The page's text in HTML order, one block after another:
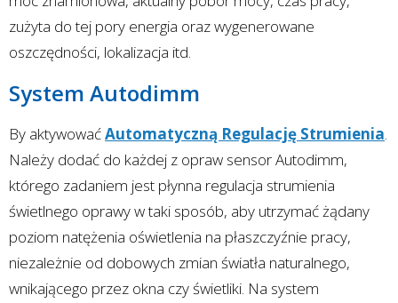
zużyta do tej pory energia oraz wygenerowane
oszczędności, lokalizacja itd.
System Autodimm
By aktywowaćAutomatyczną Regulację Strumienia.
Należy dodać do każdej z opraw sensor Autodimm,
którego zadaniem jest płynna regulacja strumienia
świetlnego oprawy w taki sposób, aby utrzymać żądany
poziom natężenia oświetlenia na płaszczyźnie pracy,
niezależnie od dobowych zmian światła naturalnego,
wnikającego przez okna czy świetliki. Na system